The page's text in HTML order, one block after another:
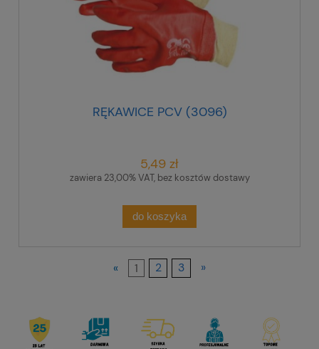
RĘKAWICE PCV (3096)
5,49 zł
zawiera 23,00% VAT, bez kosztów dostawy
do koszyka
« 1 2 3 »